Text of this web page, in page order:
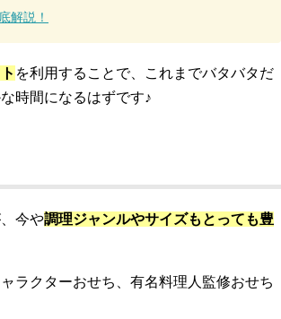
解説！
を利用することで、これまでバタバタだ
時間になるはずです♪
今や調理ジャンルやサイズもとっても豊
ラクターおせち、有名料理人監修おせち